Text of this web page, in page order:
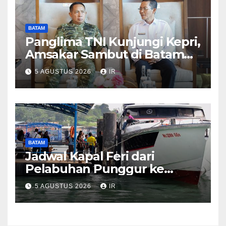
BATAM
Panglima TNI Kunjungi Kepri,
Amsakar Sambut di Batam
Sebelum Bertolak ke Lingga
5 AGUSTUS 2026 IR
BATAM
Jadwal Kapal Feri dari
Pelabuhan Punggur ke
Sejumlah Pulau di Kepri
5 AGUSTUS 2026 IR